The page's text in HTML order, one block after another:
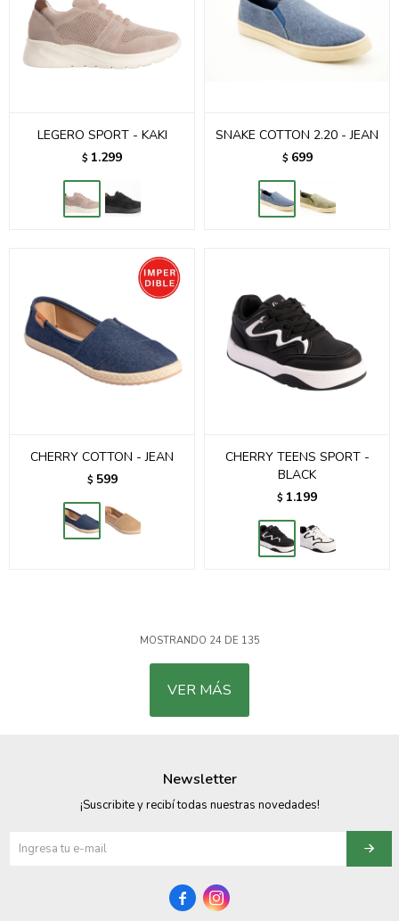
LEGERO SPORT - KAKI
$ 1.299
SNAKE COTTON 2.20 - JEAN
$ 699
CHERRY COTTON - JEAN
$ 599
CHERRY TEENS SPORT -
BLACK
$ 1.199
MOSTRANDO 24 DE 135
VER MÁS
Newsletter
¡Suscribite y recibí todas nuestras novedades!
 